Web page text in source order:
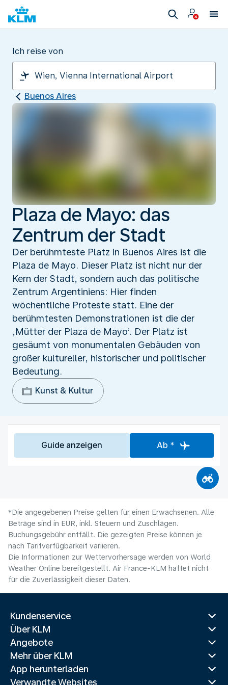
Ich reise von
Buenos Aires
Plaza de Mayo: das
Zentrum der Stadt
Der berühmteste Platz in Buenos Aires ist die
Plaza de Mayo. Dieser Platz ist nicht nur der
Kern der Stadt, sondern auch das politische
Zentrum Argentiniens: Hier finden
wöchentliche Proteste statt. Eine der
berühmtesten Demonstrationen ist die der
‚Mütter der Plaza de Mayo‘. Der Platz ist
gesäumt von monumentalen Gebäuden von
großer kultureller, historischer und politischer
Bedeutung.
Kunst & Kultur
Guide anzeigen Ab *
*Die angegebenen Preise gelten für einen Erwachsenen. Alle
Beträge sind in EUR, inkl. Steuern und Zuschlägen.
Buchungsgebühr entfällt. Die gezeigten Preise können je
nach Tarifverfügbarkeit variieren.
Die Informationen zur Wettervorhersage werden von World
Weather Online bereitgestellt. Air France-KLM haftet nicht
für die Zuverlässigkeit dieser Daten.
Kundenservice
Über KLM
Angebote
Mehr über KLM
App herunterladen
Verwandte Websites